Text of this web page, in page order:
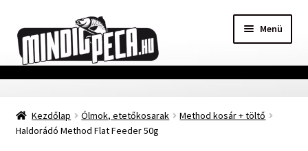
a
navigációhoz
a
tartalomba
Menü
Főoldal
Adatvédelmi nyilatkozat
Kezdőlap Ólmok, etetőkosarak
Method kosár + töltő
Haldorádó Method Flat Feeder 50g